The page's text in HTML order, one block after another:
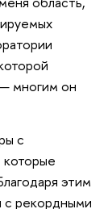
многим он
с
которые
этим
с рекордными